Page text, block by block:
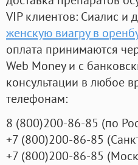
VIP клиентов: Сиалис и
женскую виагру в
оплата принимаются
Web Money и с
консультации в любое
телефонам:
8 (800)200-86-85 (по
+7 (800)200-86-85 (
+7 (800)200-86-85 (